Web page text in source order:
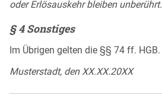
oder Er­lös­aus­kehr blei­ben un­be­rührt.
§ 4 Sons­ti­ges
Im Üb­ri­gen gel­ten die §§ 74 ff. HGB.
Mus­ter­stadt, den XX.XX.20XX